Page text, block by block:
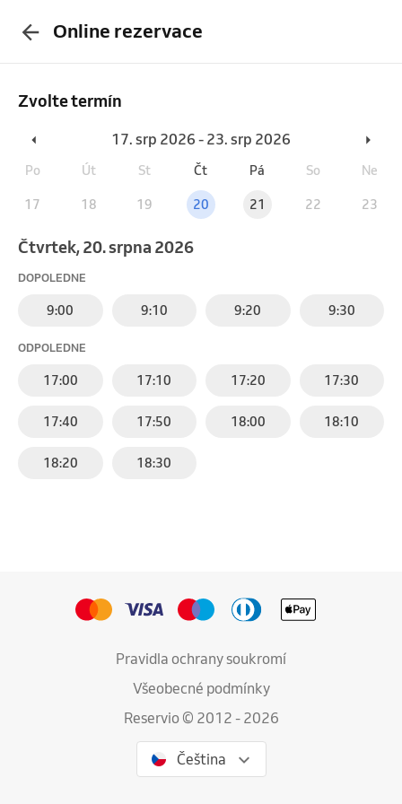
Online rezervace
Zvolte termín
17. srp 2026 - 23. srp 2026
Po Út St Čt Pá So Ne
17 18 19 20 21 22 23
čtvrtek, 20. srpna 2026
DOPOLEDNE
9:00 9:10 9:20 9:30
ODPOLEDNE
17:00 17:10 17:20 17:30
17:40 17:50 18:00 18:10
18:20 18:30
Pravidla ochrany soukromí
Všeobecné podmínky
Reservio © 2012 - 2026
Čeština